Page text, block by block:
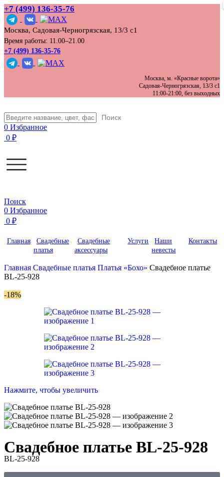
+7 (499) 136‑35‑76
Москва, Садовая-Черногрязская, 13/3 с1
Время работы: 11.00–21.00
+7 (499) 136-35-76
Москва, м. «Красные ворота»
Садовая-Черногрязская, 13/3 с1
11:00-21:00, без выходных
Поиск
0 Избранное
0 ₽
Поиск
0 Избранное
0 ₽
Главная
Свадебные
платья
Свадебные
аксессуары
Услуги
Наши
невесты
Контакты
Главная Свадебные платья Платья «Бохо» Свадебное платье
BL-25-928
-18%
Нажмите, чтобы увеличить
Свадебное платье BL-25-928
BL-25-928